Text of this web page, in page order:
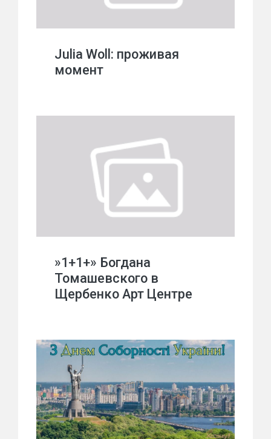
Julia Woll: проживая
момент
»1+1+» Богдана
Томашевского в
Щербенко Арт Центре